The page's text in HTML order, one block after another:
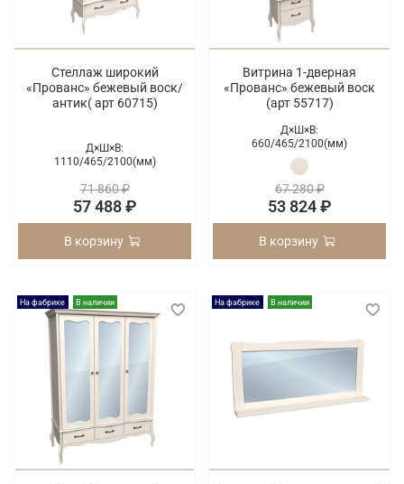
Стеллаж широкий
«Прованс» бежевый воск/
антик( арт 60715)
Д×Ш×В:
1110/465/2100(мм)
71 860 ₽
57 488 ₽
В корзину
Витрина 1-дверная
«Прованс» бежевый воск
(арт 55717)
Д×Ш×В:
660/465/2100(мм)
67 280 ₽
53 824 ₽
В корзину
На фабрике В наличии На фабрике В наличии